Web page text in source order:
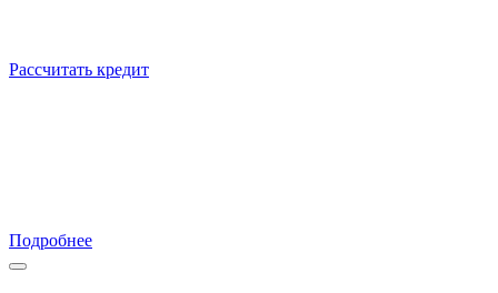
Рассчитать кредит
Подробнее